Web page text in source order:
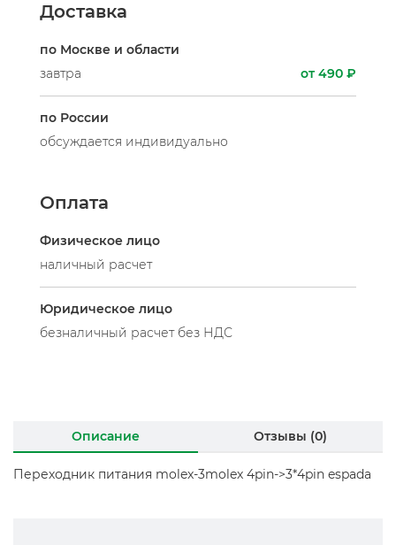
Доставка
по Москве и области
завтра
от 490 ₽
по России
обсуждается индивидуально
Оплата
Физическое лицо
наличный расчет
Юридическое лицо
безналичный расчет без НДС
Описание Отзывы (0)
Переходник питания molex-3molex 4pin->3*4pin espada